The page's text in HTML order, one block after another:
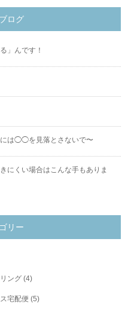
ログ
」んです！
には◯◯を見落とさないで〜
にくい場合はこんな手もありま
リー
ング (4)
宅配便 (5)